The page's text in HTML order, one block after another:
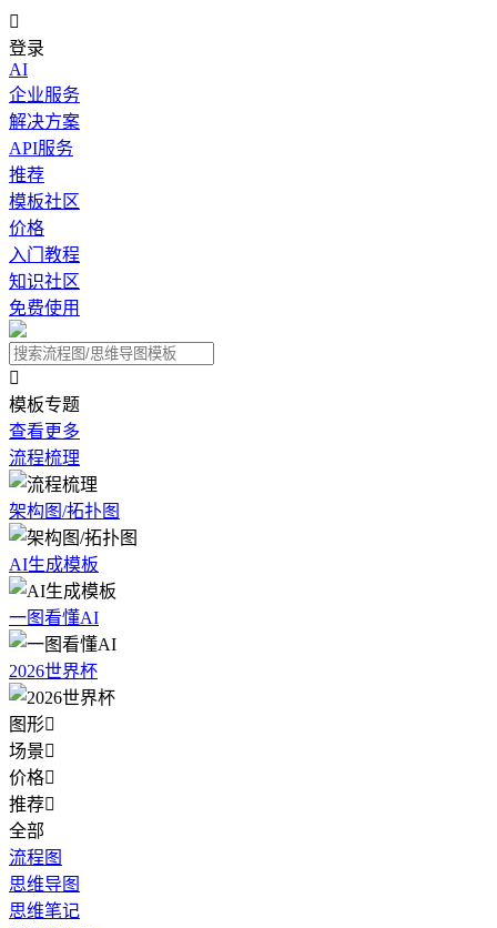

登录
AI
企业服务
解决方案
API服务
推荐
模板社区
价格
入门教程
知识社区
免费使用

模板专题
查看更多
流程梳理
架构图/拓扑图
AI生成模板
一图看懂AI
2026世界杯
图形
场景
价格
推荐
全部
流程图
思维导图
思维笔记